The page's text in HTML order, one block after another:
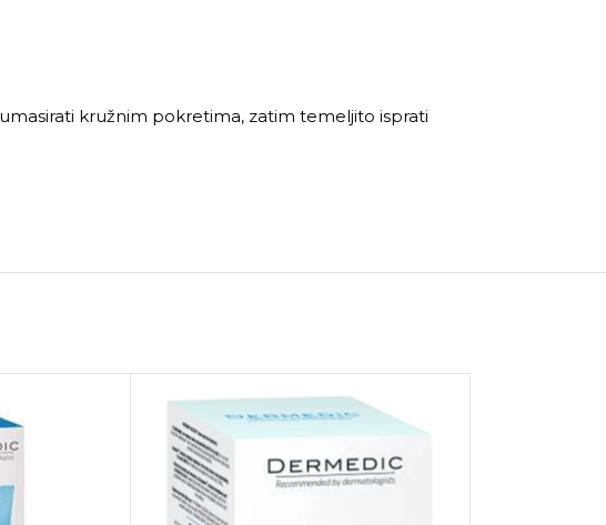
kružnim pokretima, zatim temeljito isprati